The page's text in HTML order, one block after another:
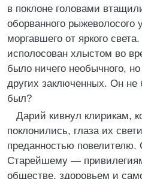
в поклоне головами
оборванного рыжеволосого
моргавшего от яркого
исполосован хлыстом во
было ничего необычного,
других заключенных. Он
был?
Дарий кивнул клирикам,
поклонились, глаза их
преданностью
Старейшему —
обществе, здоровьем и